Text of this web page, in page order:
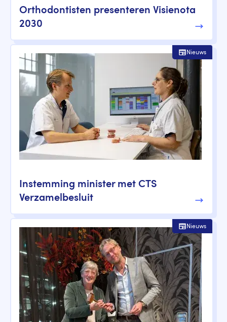
Orthodontisten presenteren Visienota
2030
Instemming minister met CTS
Verzamelbesluit
Nieuws
Nieuws